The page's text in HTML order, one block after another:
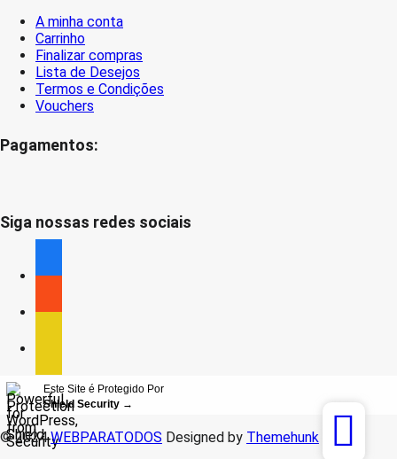
A minha conta
Carrinho
Finalizar compras
Lista de Desejos
Termos e Condições
Vouchers
Pagamentos:
Siga nossas redes sociais
Este Site é Protegido Por
Shield Security →
© 2024WEBPARATODOS Designed by Themehunk